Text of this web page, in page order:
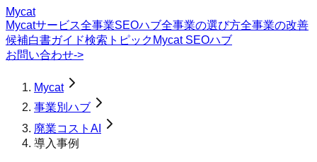
Mycat
Mycatサービス全事業SEOハブ全事業の選び方全事業の改善
候補白書ガイド検索トピック Mycat SEOハブ
お問い合わせ->
Mycat
事業別ハブ
廃業コストAI
導入事例